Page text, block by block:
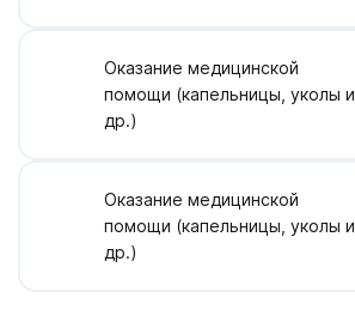
Оказание медицинской
помощи (капельницы, уколы и
др.)
Оказание медицинской
помощи (капельницы, уколы и
др.)